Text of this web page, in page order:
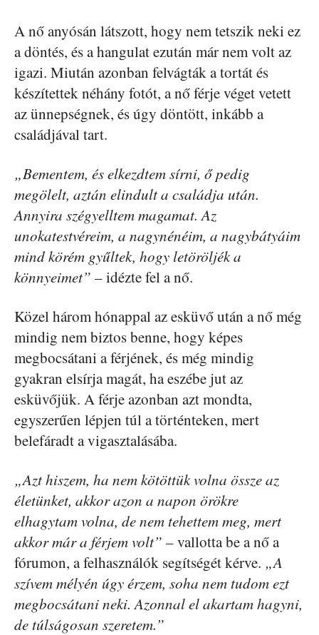
A nő anyósán látszott, hogy nem tetszik neki ez
a döntés, és a hangulat ezután már nem volt az
igazi. Miután azonban felvágták a tortát és
készítettek néhány fotót, a nő férje véget vetett
az ünnepségnek, és úgy döntött, inkább a
családjával tart.
„Bementem, és elkezdtem sírni, ő pedig
megölelt, aztán elindult a családja után.
Annyira szégyelltem magamat. Az
unokatestvéreim, a nagynénéim, a nagybátyáim
mind körém gyűltek, hogy letöröljék a
könnyeimet” – idézte fel a nő.
Közel három hónappal az esküvő után a nő még
mindig nem biztos benne, hogy képes
megbocsátani a férjének, és még mindig
gyakran elsírja magát, ha eszébe jut az
esküvőjük. A férje azonban azt mondta,
egyszerűen lépjen túl a történteken, mert
belefáradt a vigasztalásába.
„Azt hiszem, ha nem kötöttük volna össze az
életünket, akkor azon a napon örökre
elhagytam volna, de nem tehettem meg, mert
akkor már a férjem volt” – vallotta be a nő a
fórumon, a felhasználók segítségét kérve. „A
szívem mélyén úgy érzem, soha nem tudom ezt
megbocsátani neki. Azonnal el akartam hagyni,
de túlságosan szeretem.”